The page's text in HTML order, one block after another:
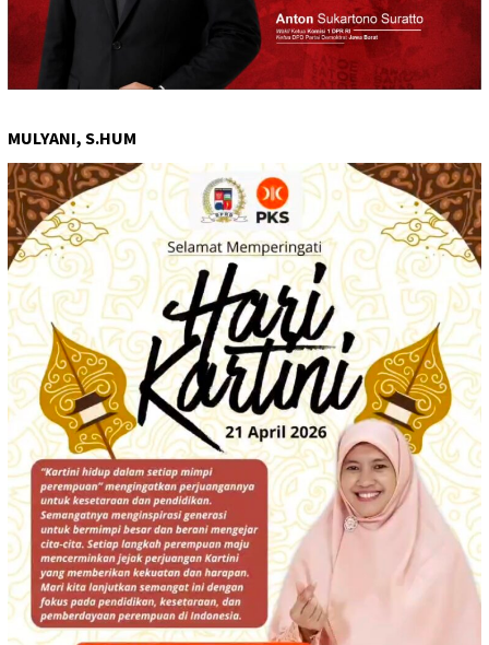
MULYANI, S.HUM